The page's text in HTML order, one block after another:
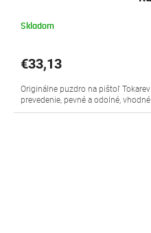
Skladom
€33,13
Originálne puzdro na pištoľ
prevedenie, pevné a odolné,